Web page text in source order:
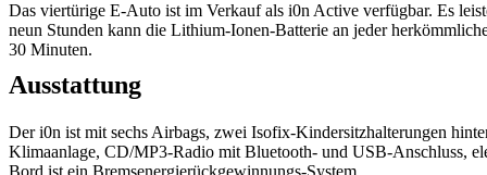
Das viertürige E-Auto ist im Verkauf als i0n Active verfügbar. Es
neun Stunden kann die Lithium-Ionen-Batterie an jeder
30 Minuten.
Ausstattung
Der i0n ist mit sechs Airbags, zwei Isofix-Kindersitzhalterungen
Klimaanlage, CD/MP3-Radio mit Bluetooth- und USB-Anschluss,
Bord ist ein Bremsenergierückgewinnungs-System.